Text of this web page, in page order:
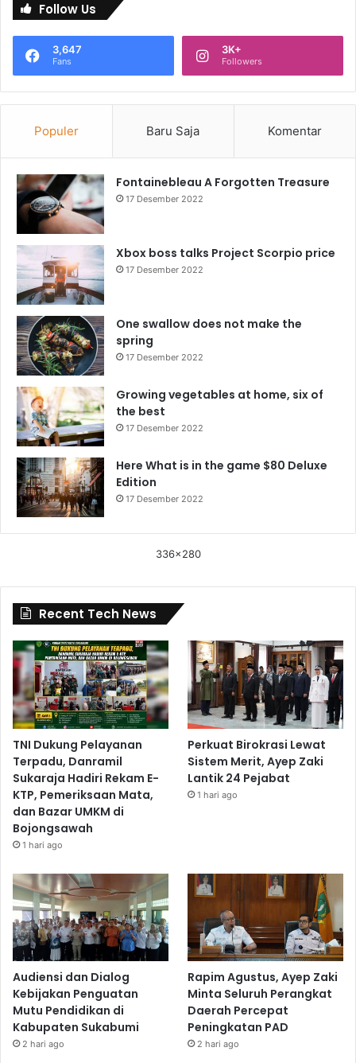
Follow Us
3,647
Fans
3K+
Followers
Populer Baru Saja Komentar
Fontainebleau A Forgotten Treasure
17 Desember 2022
Xbox boss talks Project Scorpio price
17 Desember 2022
One swallow does not make the
spring
17 Desember 2022
Growing vegetables at home, six of
the best
17 Desember 2022
Here What is in the game $80 Deluxe
Edition
17 Desember 2022
336x280
Recent Tech News
TNI Dukung Pelayanan
Terpadu, Danramil
Sukaraja Hadiri Rekam E-
KTP, Pemeriksaan Mata,
dan Bazar UMKM di
Bojongsawah
1 hari ago
Perkuat Birokrasi Lewat
Sistem Merit, Ayep Zaki
Lantik 24 Pejabat
1 hari ago
Audiensi dan Dialog
Kebijakan Penguatan
Mutu Pendidikan di
Kabupaten Sukabumi
2 hari ago
Rapim Agustus, Ayep Zaki
Minta Seluruh Perangkat
Daerah Percepat
Peningkatan PAD
2 hari ago